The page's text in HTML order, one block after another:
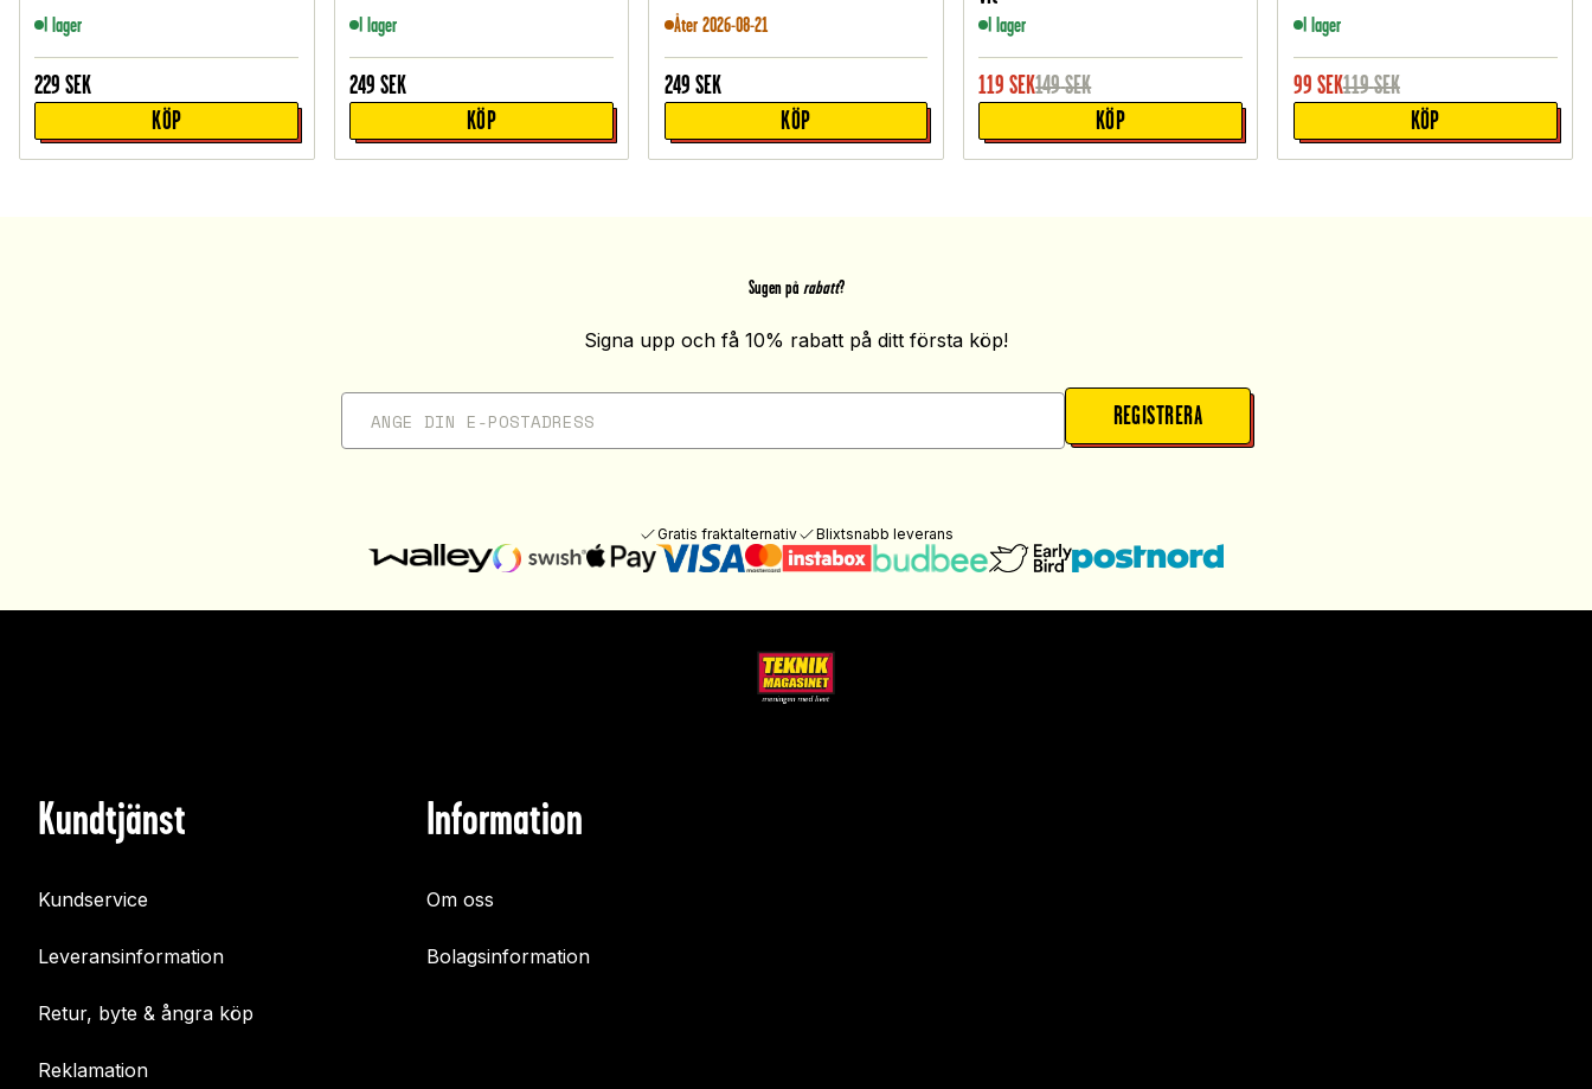
I lager
229 SEK
KÖP
I lager
249 SEK
KÖP
Åter 2026-08-21
249 SEK
KÖP
I lager
119 SEK149SEK
KÖP
I lager
99 SEK119SEK
KÖP
Sugen på rabatt?
Signa upp och få 10% rabatt på ditt första köp!
REGISTRERA
Gratis fraktalternativ Blixtsnabb leverans
Kundtjänst
Kundservice
Leveransinformation
Retur, byte & ångra köp
Reklamation
Information
Om oss
Bolagsinformation